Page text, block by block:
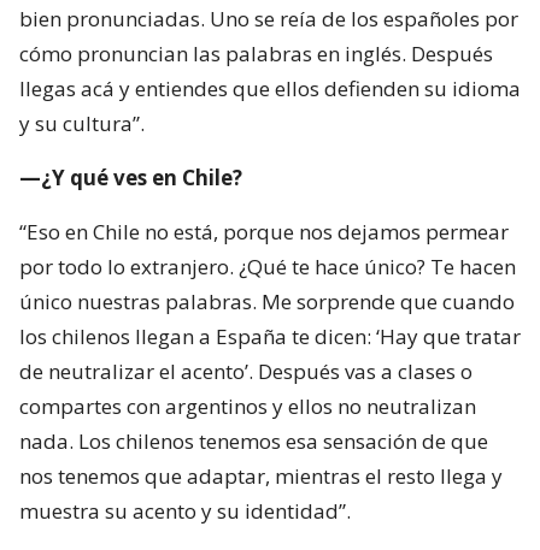
bien pronunciadas. Uno se reía de los españoles por
cómo pronuncian las palabras en inglés. Después
llegas acá y entiendes que ellos defienden su idioma
y su cultura”.
—¿Y qué ves en Chile?
“Eso en Chile no está, porque nos dejamos permear
por todo lo extranjero. ¿Qué te hace único? Te hacen
único nuestras palabras. Me sorprende que cuando
los chilenos llegan a España te dicen: ‘Hay que tratar
de neutralizar el acento’. Después vas a clases o
compartes con argentinos y ellos no neutralizan
nada. Los chilenos tenemos esa sensación de que
nos tenemos que adaptar, mientras el resto llega y
muestra su acento y su identidad”.